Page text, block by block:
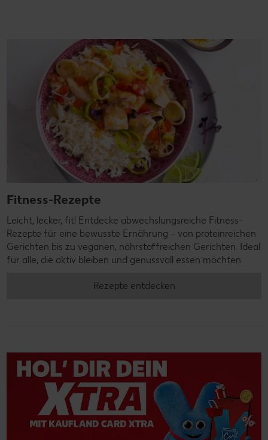
Fitness-Rezepte
Leicht, lecker, fit! Entdecke abwechslungsreiche Fitness-
Rezepte für eine bewusste Ernährung – von proteinreichen
Gerichten bis zu veganen, nährstoffreichen Gerichten. Ideal
für alle, die aktiv bleiben und genussvoll essen möchten.
Rezepte entdecken